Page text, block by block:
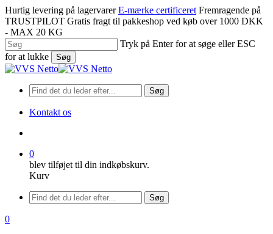
Spring
til
hovedindhold
Hurtig levering på lagervarer E-mærke certificeret Fremragende på
TRUSTPILOT Gratis fragt til pakkeshop ved køb over 1000 DKK
- MAX 20 KG
Tryk på Enter for at søge eller ESC
for at lukke
Søg
Luk
Søg
Kontakt os
0
blev tilføjet til din indkøbskurv.
Kurv
Menu
Søg
søge
0